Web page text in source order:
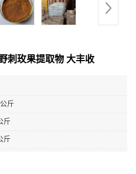
刺玫果提取物 大丰收
斤
斤
斤